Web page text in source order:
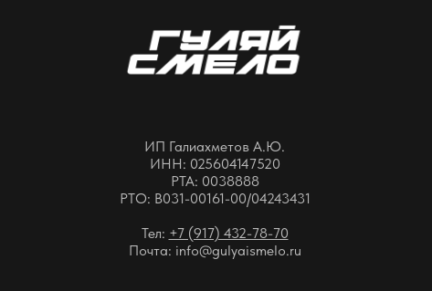
ИП Галиахметов А.Ю.
ИНН: 025604147520
РТА: 0038888
РТО: В031-00161-00/04243431
Тел: +7 (917) 432-78-70
Почта: info@gulyaismelo.ru